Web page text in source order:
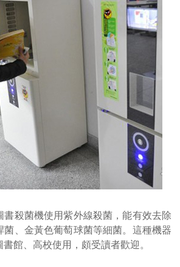
書殺菌機使用紫外線殺菌，能有效去除
菌、金黃色葡萄球菌等細菌。這種機器
館、高校使用，頗受讀者歡迎。